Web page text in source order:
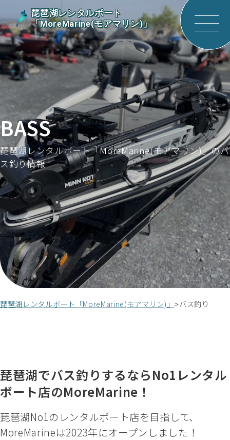
琵琶湖レンタルボート
「MoreMarine(モアマリン)」
BASS
琵琶湖レンタルボート「MoreMarine(モアマリン)」のバ
ス釣り情報
琵琶湖レンタルボート「MoreMarine(モアマリン)」 バス釣り
琵琶湖でバス釣りするならNo1レンタル
ボート店のMoreMarine！
琵琶湖No1のレンタルボート店を目指して、
MoreMarineは2023年にオープンしました！
サイ
ニュ
ーを
開く